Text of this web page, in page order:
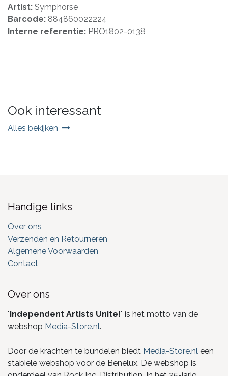
Artist: Symphorse
Barcode: 884860022224
Interne referentie: PRO1802-0138
Ook interessant
Alles bekijken
Handige links
Over ons
Verzenden en Retourneren
Algemene Voorwaarden
Contact
Over ons
"Independent Artists Unite!" is het motto van de
webshop Media-Store.nl.
Door de krachten te bundelen biedt Media-Store.nl een
stabiele webshop voor de Benelux. De webshop is